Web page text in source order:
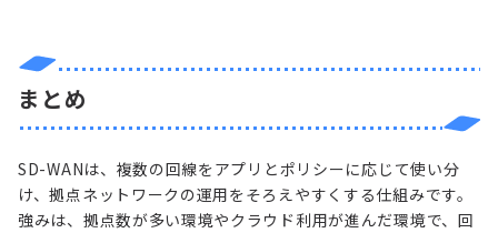
まとめ
SD-WANは、複数の回線をアプリとポリシーに応じて使い分
け、拠点ネットワークの運用をそろえやすくする仕組みです。
強みは、拠点数が多い環境やクラウド利用が進んだ環境で、回